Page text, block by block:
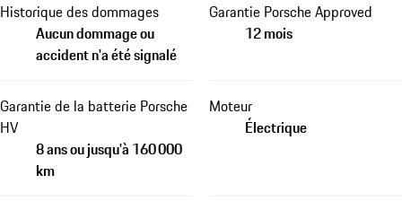
Historique des dommages
Aucun dommage ou
accident n'a été signalé
Garantie Porsche Approved
12 mois
Garantie de la batterie Porsche
HV
8 ans ou jusqu'à 160 000
km
Moteur
Électrique